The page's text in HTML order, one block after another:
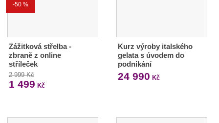
-50 %
Zážitková střelba -
zbraně z online
stříleček
2 999 Kč
1 499 Kč
Kurz výroby italského
gelata s úvodem do
podnikání
24 990 Kč